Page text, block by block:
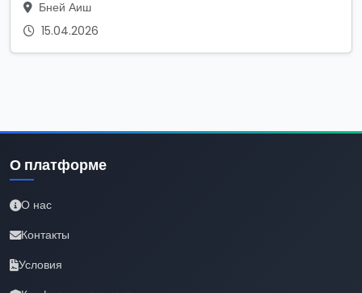
Бней Аиш
15.04.2026
О платформе
О нас
Контакты
Условия